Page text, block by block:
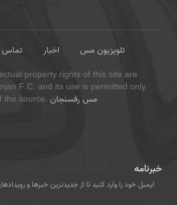
تماس اخبار
تلویزیون مس
property rights of this site are
F.C. and its use is permitted only
the source. مس رفسنجان
خبرنامه
ایمیل خود را وارد کنید تا از جدیدترین خبرها و